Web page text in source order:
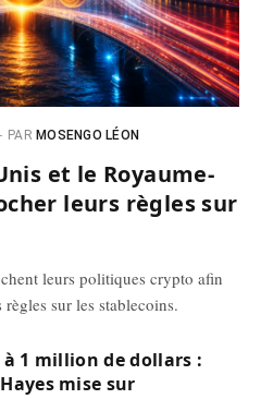
PAR MOSENGO LÉON
et le Royaume-
leurs règles sur
leurs politiques crypto afin
sur les stablecoins.
1 million de dollars :
mise sur